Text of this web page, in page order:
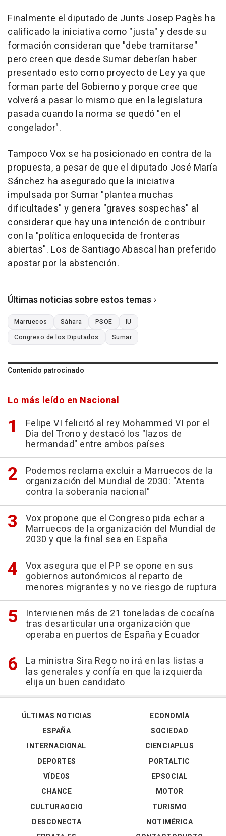
Finalmente el diputado de Junts Josep Pagès ha
calificado la iniciativa como "justa" y desde su
formación consideran que "debe tramitarse"
pero creen que desde Sumar deberían haber
presentado esto como proyecto de Ley ya que
forman parte del Gobierno y porque cree que
volverá a pasar lo mismo que en la legislatura
pasada cuando la norma se quedó "en el
congelador".
Tampoco Vox se ha posicionado en contra de la
propuesta, a pesar de que el diputado José María
Sánchez ha asegurado que la iniciativa
impulsada por Sumar "plantea muchas
dificultades" y genera "graves sospechas" al
considerar que hay una intención de contribuir
con la "política enloquecida de fronteras
abiertas". Los de Santiago Abascal han preferido
apostar por la abstención.
Últimas noticias sobre estos temas
Marruecos Sáhara PSOE
IU
Congreso de los Diputados
Sumar
Contenido patrocinado
Lo más leído en Nacional
Felipe VI felicitó al rey Mohammed VI por el
Día del Trono y destacó los "lazos de
hermandad" entre ambos países
Podemos reclama excluir a Marruecos de la
organización del Mundial de 2030: "Atenta
contra la soberanía nacional"
Vox propone que el Congreso pida echar a
Marruecos de la organización del Mundial de
2030 y que la final sea en España
Vox asegura que el PP se opone en sus
gobiernos autonómicos al reparto de
menores migrantes y no ve riesgo de ruptura
Intervienen más de 21 toneladas de cocaína
tras desarticular una organización que
operaba en puertos de España y Ecuador
La ministra Sira Rego no irá en las listas a
las generales y confía en que la izquierda
elija un buen candidato
ÚLTIMAS NOTICIAS
ESPAÑA
INTERNACIONAL
DEPORTES
VÍDEOS
ECONOMÍA
SOCIEDAD
CIENCIAPLUS
PORTALTIC
EPSOCIAL
CHANCE
CULTURAOCIO
DESCONECTA
MOTOR
TURISMO
NOTIMÉRICA